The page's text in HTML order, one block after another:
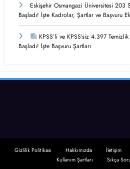
Eskişehir Osmangazi Üniversitesi 203
Başladı! İşte Kadrolar, Şartlar ve Başvuru
KPSS’li ve KPSS’siz 4.397
Başladı! İşte Başvuru Şartları
Gizlilik Politikası Hakkımızda İletişim
Kullanım Şartları
Sıkça